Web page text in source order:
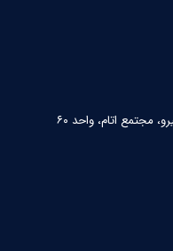
مجتمع اتام، واحد ۶۰